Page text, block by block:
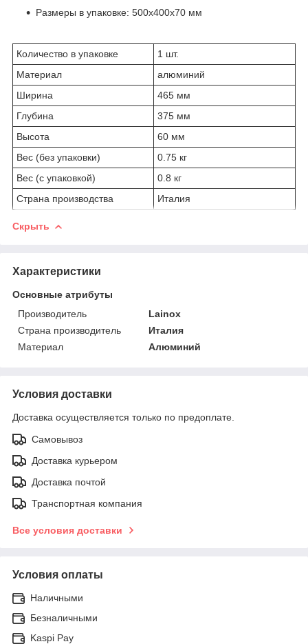
Размеры в упаковке: 500x400x70 мм
Количество в упаковке
1 шт.
Материал
алюминий
Ширина
465 мм
Глубина
375 мм
Высота
60 мм
Вес (без упаковки)
0.75 кг
Вес (с упаковкой)
0.8 кг
Страна производства
Италия
Скрыть
Характеристики
Основные атрибуты
Производитель
Lainox
Страна производитель
Италия
Материал
Алюминий
Условия доставки
Доставка осуществляется только по предоплате.
Самовывоз
Доставка курьером
Доставка почтой
Транспортная компания
Все условия доставки
Условия оплаты
Наличными
Безналичными
Kaspi Pay